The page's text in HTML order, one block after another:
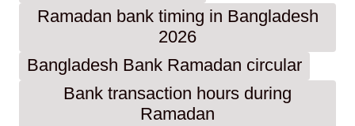
Ramadan bank timing in Bangladesh
2026
Bangladesh Bank Ramadan circular
Bank transaction hours during
Ramadan